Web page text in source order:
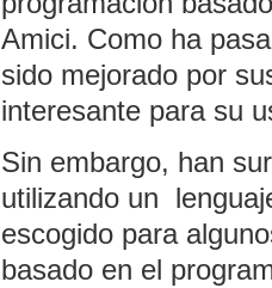
Amici. Como ha
sido mejorado por
interesante para su
Sin embargo, han
utilizando un
escogido para
basado en el